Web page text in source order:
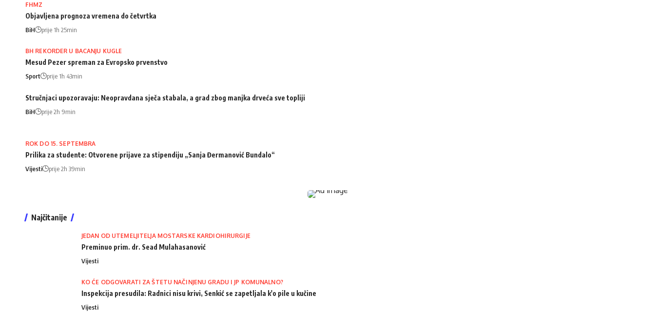
FHMZ
Objavljena prognoza vremena do četvrtka
BiH prije 1h 25min
BH REKORDER U BACANJU KUGLE
Mesud Pezer spreman za Evropsko prvenstvo
Sport prije 1h 43min
Stručnjaci upozoravaju: Neopravdana sječa stabala, a grad zbog manjka drveća sve topliji
BiH prije 2h 9min
ROK DO 15. SEPTEMBRA
Prilika za studente: Otvorene prijave za stipendiju „Sanja Đermanović Bundalo“
Vijesti prije 2h 39min
Najčitanije
JEDAN OD UTEMELJITELJA MOSTARSKE KARDIOHIRURGIJE
Preminuo prim. dr. Sead Mulahasanović
Vijesti
KO ĆE ODGOVARATI ZA ŠTETU NAČINJENU GRADU I JP KOMUNALNO?
Inspekcija presudila: Radnici nisu krivi, Senkić se zapetljala k'o pile u kučine
Vijesti